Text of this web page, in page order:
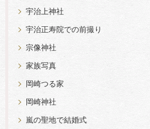
宇治上神社
宇治正寿院での前撮り
宗像神社
家族写真
岡崎つる家
岡崎神社
嵐の聖地で結婚式